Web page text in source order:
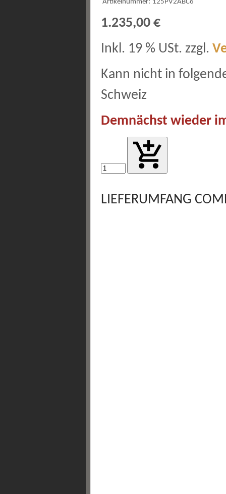
Artikelnummer: 125PV2ABC6
1.235,00 €
Inkl. 19 % USt. zzgl.
Kann nicht in
Schweiz
Demnächst wieder
LIEFERUMFANG